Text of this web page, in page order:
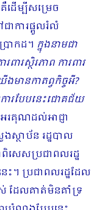
ដើម្បីសម្រេច
ាការផ្តួលរំលំ
ាកដ។ ក្នុងនាមជា
ពារស្ថិរភាព ការពារ
មានកាតព្វកិច្ចអី?
ារបែបនេះជោគជ័យ
រគុណដល់អាជ្ញា
ស្ថាប័ន រដ្ឋបាល
ពិសេសប្រជាពលរដ្ឋ
។ ប្រជាពលរដ្ឋដែល
ដែលគាត់មិនគាំទ្រ